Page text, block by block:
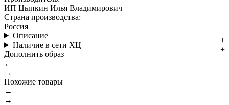
ИП Цыпкин Илья Владимирович
Страна производства:
Россия
Описание
Наличие в сети ХЦ
Дополнить образ
←
→
Похожие товары
←
→